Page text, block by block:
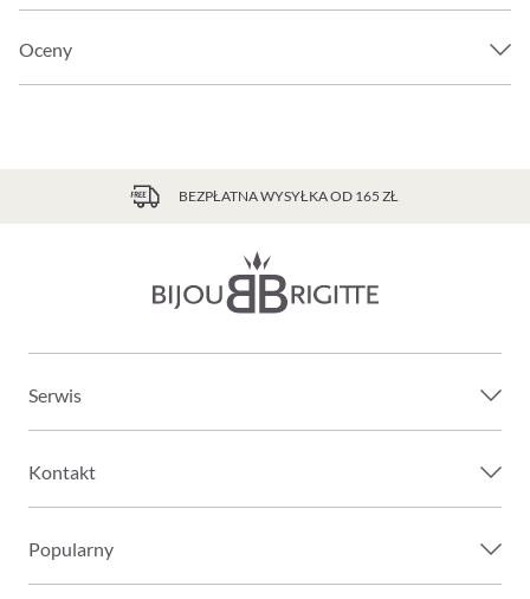
Oceny
BEZPŁATNA WYSYŁKA OD 165 ZŁ
Serwis
Kontakt
Popularny